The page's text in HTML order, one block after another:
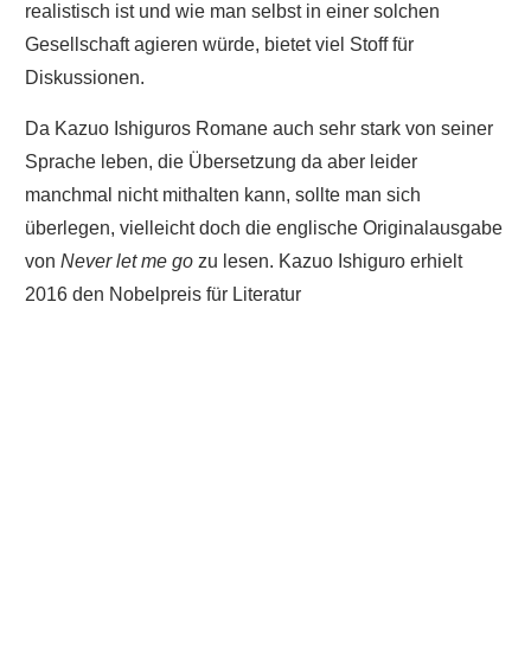
realistisch ist und wie man selbst in einer solchen
Gesellschaft agieren würde, bietet viel Stoff für
Diskussionen.
Da Kazuo Ishiguros Romane auch sehr stark von seiner
Sprache leben, die Übersetzung da aber leider
manchmal nicht mithalten kann, sollte man sich
überlegen, vielleicht doch die englische Originalausgabe
von Never let me go zu lesen. Kazuo Ishiguro erhielt
2016 den Nobelpreis für Literatur